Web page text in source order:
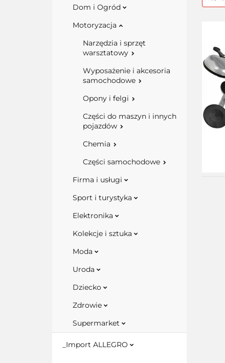
Dom i Ogród
Motoryzacja
Narzędzia i sprzęt
warsztatowy
Wyposażenie i akcesoria
samochodowe
Opony i felgi
Części do maszyn i innych
pojazdów
Chemia
Części samochodowe
Firma i usługi
Sport i turystyka
Elektronika
Kolekcje i sztuka
Moda
Uroda
Dziecko
Zdrowie
Supermarket
_Import ALLEGRO